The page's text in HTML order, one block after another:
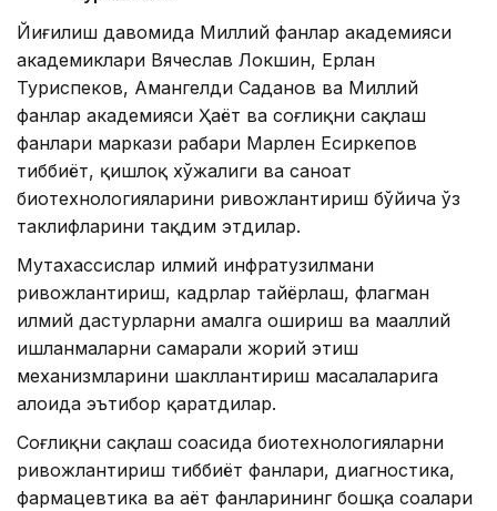
Йиғилиш давомида Миллий фанлар академияси
академиклари Вячеслав Локшин, Ерлан
Туриспеков, Амангелди Саданов ва Миллий
фанлар академияси Ҳаёт ва соғлиқни сақлаш
фанлари маркази раҳбари Марлен Есиркепов
тиббиёт, қишлоқ хўжалиги ва саноат
биотехнологияларини ривожлантириш бўйича ўз
таклифларини тақдим этдилар.
Мутахассислар илмий инфратузилмани
ривожлантириш, кадрлар тайёрлаш, флагман
илмий дастурларни амалга ошириш ва маҳаллий
ишланмаларни самарали жорий этиш
механизмларини шакллантириш масалаларига
алоҳида эътибор қаратдилар.
Соғлиқни сақлаш соҳасида биотехнологияларни
ривожлантириш тиббиёт фанлари, диагностика,
фармацевтика ва ҳаёт фанларининг бошқа соҳалари